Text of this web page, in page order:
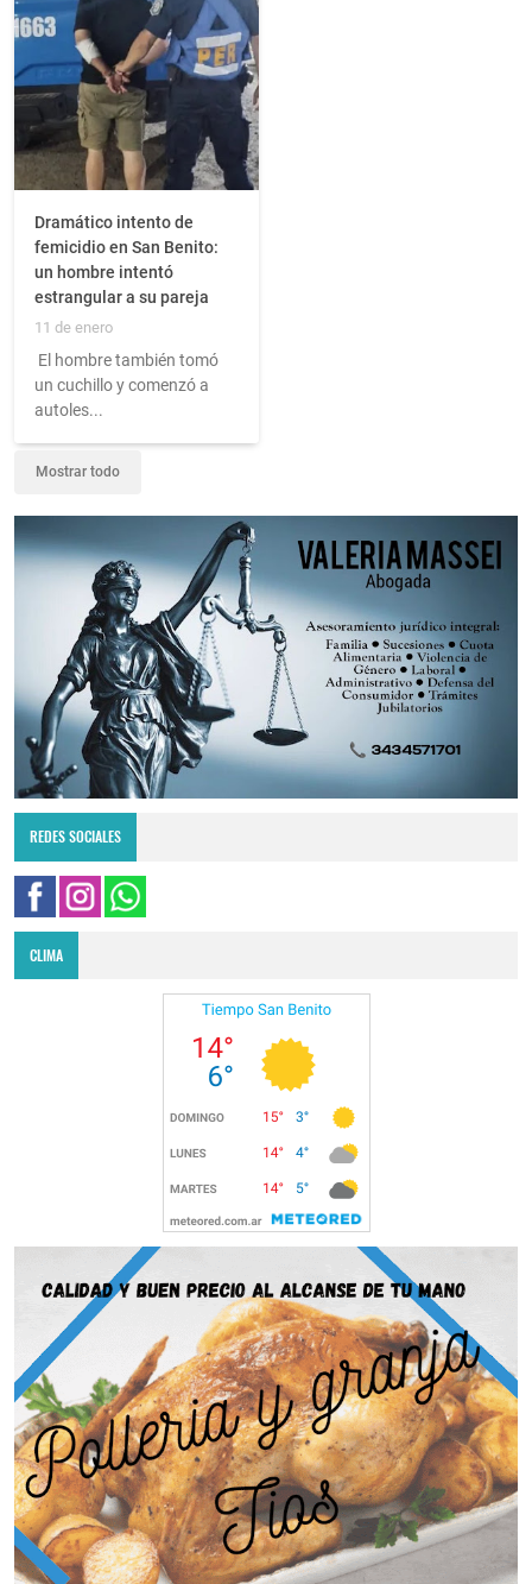
Dramático intento de
femicidio en San Benito:
un hombre intentó
estrangular a su pareja
11 de enero
El hombre también tomó
un cuchillo y comenzó a
autoles...
Mostrar todo
REDES SOCIALES
CLIMA